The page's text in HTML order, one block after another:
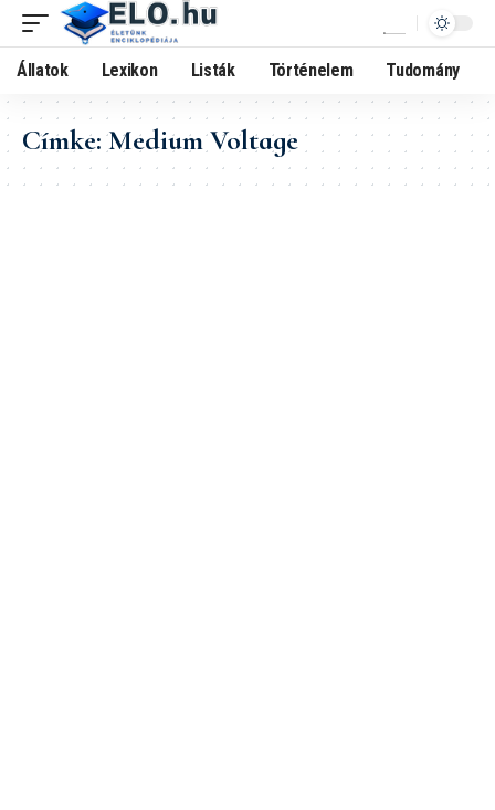
Állatok Lexikon Listák Történelem Tudomány
Címke:Medium Voltage